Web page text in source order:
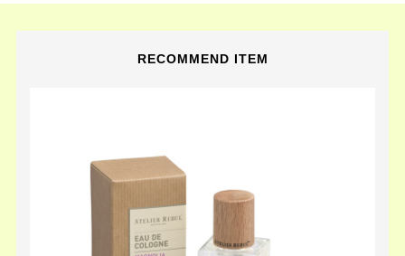
RECOMMEND ITEM